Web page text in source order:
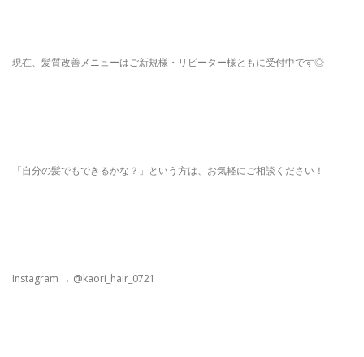
現在、髪質改善メニューはご新規様・リピーター様ともに受付中です◎
「自分の髪でもできるかな？」という方は、お気軽にご相談ください！
Instagram → @kaori_hair_0721